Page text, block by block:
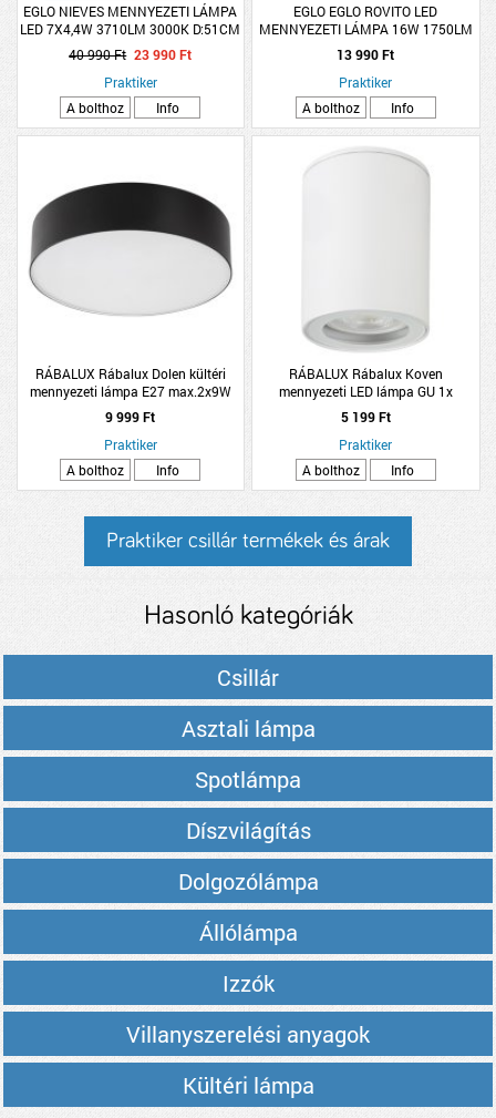
EGLO NIEVES MENNYEZETI LÁMPA
LED 7X4,4W 3710LM 3000K D:51CM
FEHÉR
40 990 Ft 23 990 Ft
Praktiker
A bolthoz
Info
EGLO EGLO ROVITO LED
MENNYEZETI LÁMPA 16W 1750LM
2700-6500K IP44 30CM FEKETE
13 990 Ft
Praktiker
A bolthoz
Info
RÁBALUX Rábalux Dolen kültéri
mennyezeti lámpa E27 max.2x9W
fényforrás nélküli IP43 D29cm fekete
műanyag
9 999 Ft
Praktiker
A bolthoz
Info
RÁBALUX Rábalux Koven
mennyezeti LED lámpa GU 1x
max.35W fehér
5 199 Ft
Praktiker
A bolthoz
Info
Praktiker csillár termékek és árak
Hasonló kategóriák
Csillár
Asztali lámpa
Spotlámpa
Díszvilágítás
Dolgozólámpa
Állólámpa
Izzók
Villanyszerelési anyagok
Kültéri lámpa